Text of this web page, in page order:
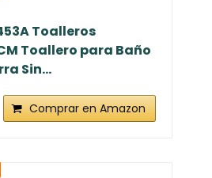
Toalleros
Toallero para Baño
Sin...
Comprar en Amazon